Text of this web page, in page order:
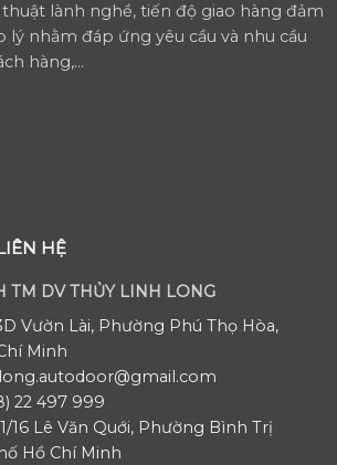
thuật lành nghề, tiến độ giao hàng đảm
lý nhằm đáp ứng yêu cầu và nhu cầu
hàng,...
HỆ
TM DV THỦY LINH LONG
Vườn Lài, Phường Phú Thọ Hòa,
Minh
22 497 999
16 Lê Văn Quới, Phường Bình Trị
Hồ Chí Minh